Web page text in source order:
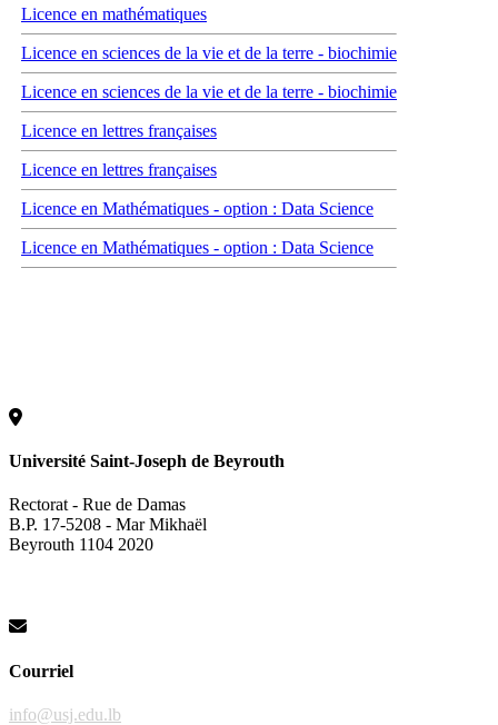
Licence en mathématiques
Licence en sciences de la vie et de la terre - biochimie
Licence en sciences de la vie et de la terre - biochimie
Licence en lettres françaises
Licence en lettres françaises
Licence en Mathématiques - option : Data Science
Licence en Mathématiques - option : Data Science
Université Saint-Joseph de Beyrouth
Rectorat - Rue de Damas
B.P. 17-5208 - Mar Mikhaël
Beyrouth 1104 2020
Courriel
info@usj.edu.lb